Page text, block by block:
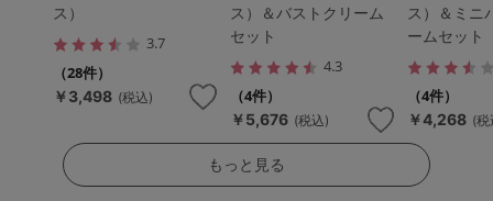
ス）
3.7
（28件）
￥3,498 (税込)
ス）＆バストクリーム
セット
4.3
（4件）
￥5,676 (税込)
ス）＆ミニ
ームセット
（4件）
￥4,268 (
もっと見る